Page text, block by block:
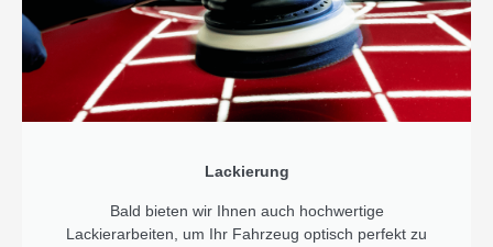
Lackierung
Bald bieten wir Ihnen auch hochwertige
Lackierarbeiten, um Ihr Fahrzeug optisch perfekt zu